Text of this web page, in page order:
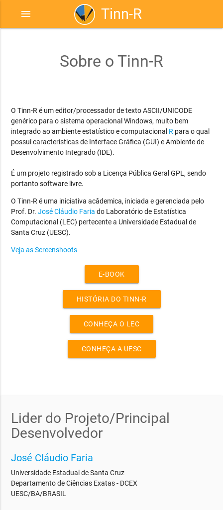
Tinn-R
menu
Sobre o Tinn-R
O Tinn-R é um editor/processador de texto ASCII/UNICODE
genérico para o sistema operacional Windows, muito bem
integrado ao ambiente estatístico e computacional R para o qual
possui características de Interface Gráfica (GUI) e Ambiente de
Desenvolvimento Integrado (IDE).
É um projeto registrado sob a Licença Pública Geral GPL, sendo
portanto software livre.
O Tinn-R é uma iniciativa acâdemica, iniciada e gerenciada pelo
Prof. Dr.José Cláudio Faria do Laboratório de Estatística
Computacional (LEC) pertecente a Universidade Estadual de
Santa Cruz (UESC).
Veja as Screenshoots
E-BOOK
HISTÓRIA DO TINN-R
CONHEÇA O LEC
CONHEÇA A UESC
Lider do Projeto/Principal
Desenvolvedor
José Cláudio Faria
Universidade Estadual de Santa Cruz
Departamento de Ciências Exatas - DCEX
UESC/BA/BRASIL